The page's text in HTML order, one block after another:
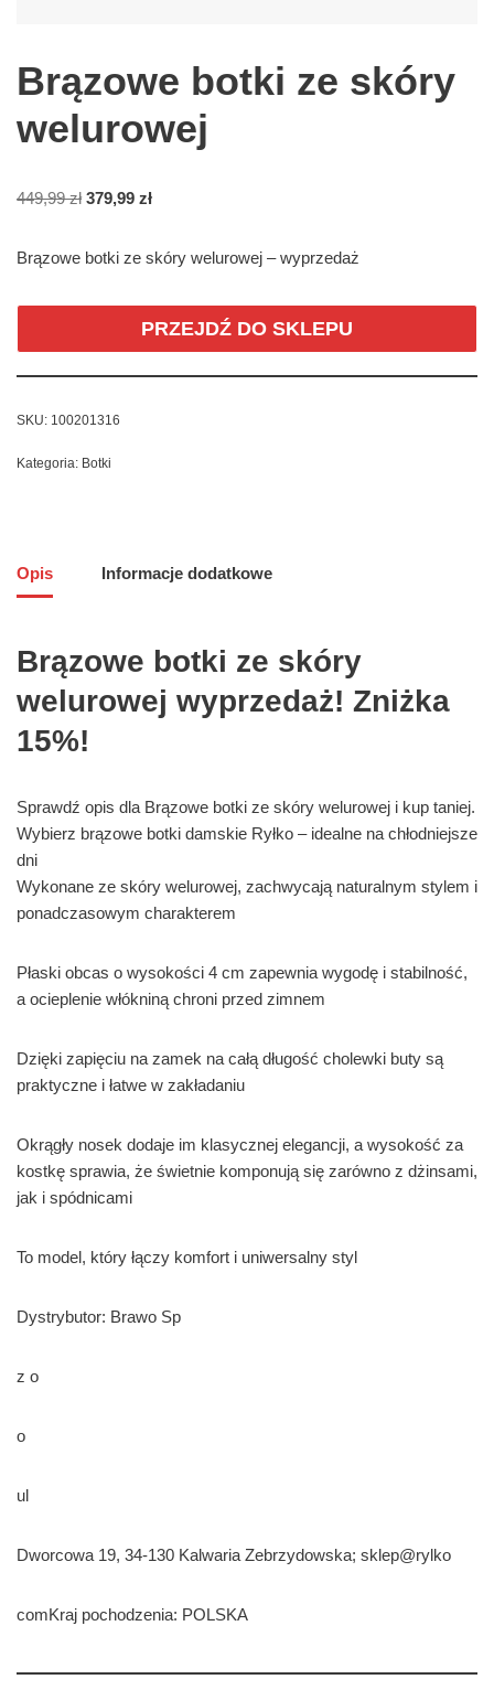
Brązowe botki ze skóry
welurowej
449,99zł 379,99 zł
Brązowe botki ze skóry welurowej – wyprzedaż
PRZEJDŹ DO SKLEPU
SKU: 100201316
Kategoria: Botki
Opis Informacje dodatkowe
Brązowe botki ze skóry
welurowej wyprzedaż! Zniżka
15%!
Sprawdź opis dla Brązowe botki ze skóry welurowej i kup taniej.
Wybierz brązowe botki damskie Ryłko – idealne na chłodniejsze
dni
Wykonane ze skóry welurowej, zachwycają naturalnym stylem i
ponadczasowym charakterem
Płaski obcas o wysokości 4 cm zapewnia wygodę i stabilność,
a ocieplenie włókniną chroni przed zimnem
Dzięki zapięciu na zamek na całą długość cholewki buty są
praktyczne i łatwe w zakładaniu
Okrągły nosek dodaje im klasycznej elegancji, a wysokość za
kostkę sprawia, że świetnie komponują się zarówno z dżinsami,
jak i spódnicami
To model, który łączy komfort i uniwersalny styl
Dystrybutor: Brawo Sp
z o
o
ul
Dworcowa 19, 34-130 Kalwaria Zebrzydowska; sklep@rylko
comKraj pochodzenia: POLSKA